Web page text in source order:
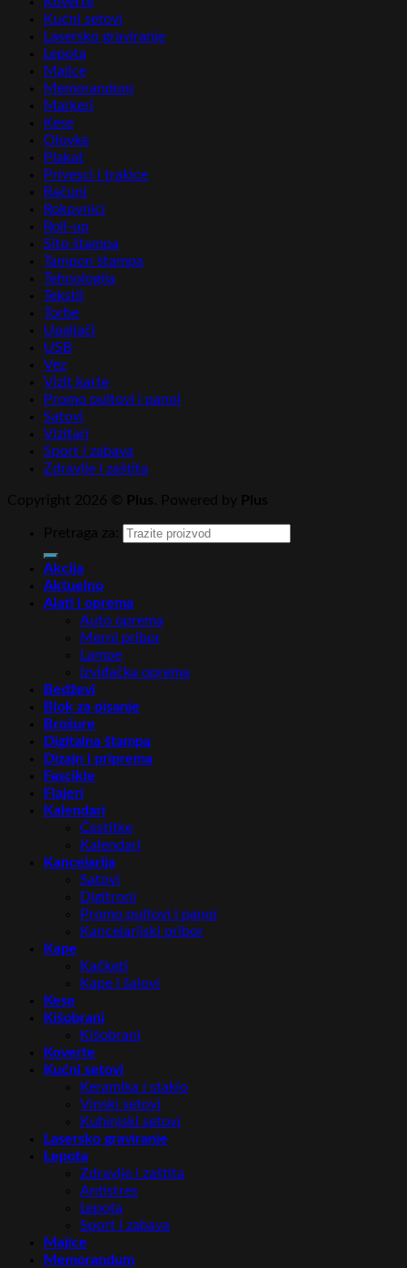
Kućni setovi
Lasersko graviranje
Lepota
Majice
Memorandum
Markeri
Kese
Olovke
Plakat
Privesci i trakice
Računi
Rokovnici
Roll-up
Sito štampa
Tampon štampa
Tehnologija
Tekstil
Torbe
Upaljači
USB
Vez
Vizit karte
Promo pultovi i panoi
Satovi
Vizitari
Sport i zabava
Zdravlje i zaštita
Akcija
Aktuelno
Alati i oprema
Auto oprema
Merni pribor
Lampe
Izviđačka oprema
Bedževi
Blok za pisanje
Brošure
Digitalna štampa
Dizajn i priprema
Fascikle
Flajeri
Kalendari
Čestitke
Kalendari
Kancelarija
Satovi
Digitroni
Promo pultovi i panoi
Kancelarijski pribor
Kape
Kačketi
Kape i šalovi
Kese
Kišobrani
Kišobrani
Koverte
Kućni setovi
Keramika i staklo
Vinski setovi
Kuhinjski setovi
Lasersko graviranje
Lepota
Zdravlje i zaštita
Antistres
Lepota
Sport i zabava
Majice
Memorandum